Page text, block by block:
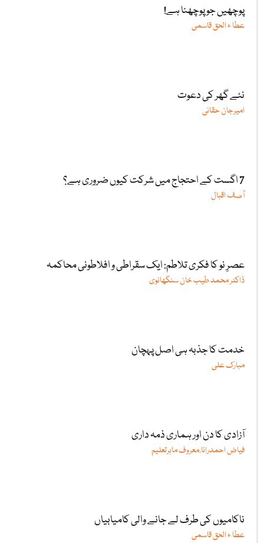
پوچھیں جو پوچھنا ہے!
عطا ء الحق قاسمی
نئے گھر کی دعوت
امیرجان حقانی
7 اگست کے احتجاج میں شرکت کیوں ضروری ہے؟
آصف اقبال
عصرِ نو کا فکری تلاطم: ایک سقراطی و افلاطونی محاکمہ
ڈاکٹر محمد طیب خان سنگھانوی
خدمت کا جذبہ ہی اصل پہچان
مبارک علی
آزادی کا دن اور ہماری ذمہ داری
فیاض احمدرانا،معروف ماہرتعلیم
ناکامیوں کی طرف لے جانے والی کامیابیاں
عطا ء الحق قاسمی